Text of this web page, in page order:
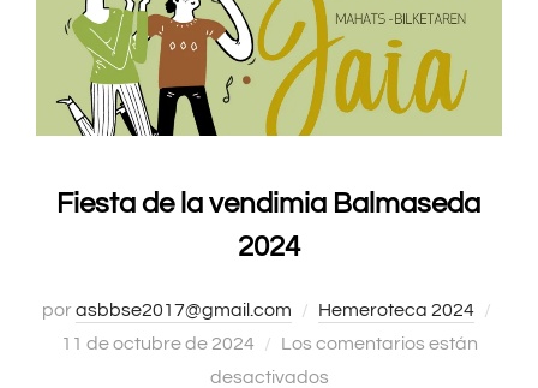
Fiesta de la vendimia Balmaseda
2024
porasbbse2017@gmail.com Hemeroteca 2024
11 de octubre de 2024
Los comentarios están
desactivados